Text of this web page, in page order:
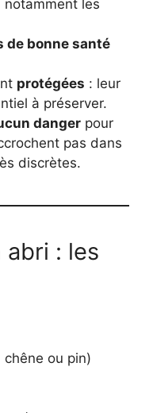
notamment les
de bonne santé
protégées : leur
à préserver.
danger pour
pas dans
discrètes.
: les
ou pin)